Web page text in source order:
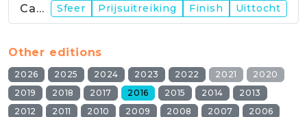
Campus Sfeer Prijsuitreiking Finish Uittocht
Other editions
2026 2025 2024 2023 2022 2021
2020
2019
2018 2017 2016 2015 2014
2013
2012
2011 2010 2009 2008 2007 2006